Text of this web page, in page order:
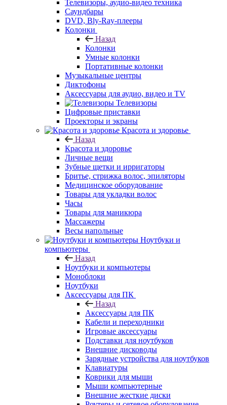
Телевизоры, аудио-видео техника
Саундбары
DVD, Bly-Ray-плееры
Колонки
Назад
Колонки
Умные колонки
Портативные колонки
Музыкальные центры
Диктофоны
Аксессуары для аудио, видео и TV
Телевизоры
Цифровые приставки
Проекторы и экраны
Красота и здоровье
Назад
Красота и здоровье
Личные вещи
Зубные щетки и ирригаторы
Бритье, стрижка волос, эпиляторы
Медицинское оборудование
Товары для укладки волос
Часы
Товары для маникюра
Массажеры
Весы напольные
Ноутбуки и
компьютеры
Назад
Ноутбуки и компьютеры
Моноблоки
Ноутбуки
Аксессуары для ПК
Назад
Аксессуары для ПК
Кабели и переходники
Игровые аксессуары
Подставки для ноутбуков
Внешние дисководы
Зарядные устройства для ноутбуков
Клавиатуры
Коврики для мыши
Мыши компьютерные
Внешние жесткие диски